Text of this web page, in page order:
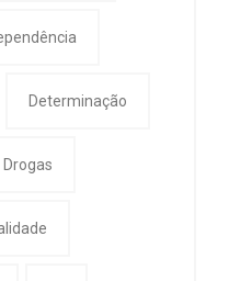
Determinação
Drogas